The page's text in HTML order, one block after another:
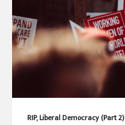
RIP, Liberal Democracy (Part 2)